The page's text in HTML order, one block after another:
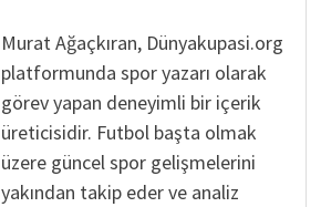
Murat Ağaçkıran, Dünyakupasi.org
platformunda spor yazarı olarak
görev yapan deneyimli bir içerik
üreticisidir. Futbol başta olmak
üzere güncel spor gelişmelerini
yakından takip eder ve analiz